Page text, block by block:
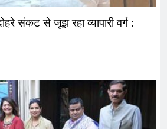
संकट से जूझ रहा व्यापारी वर्ग :